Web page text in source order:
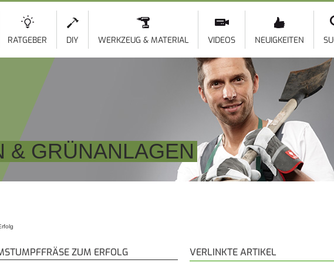
RATGEBER DIY WERKZEUG & MATERIAL VIDEOS NEUIGKEITEN
& GRÜNANLAGEN
ZUM ERFOLG VERLINKTE ARTIKEL